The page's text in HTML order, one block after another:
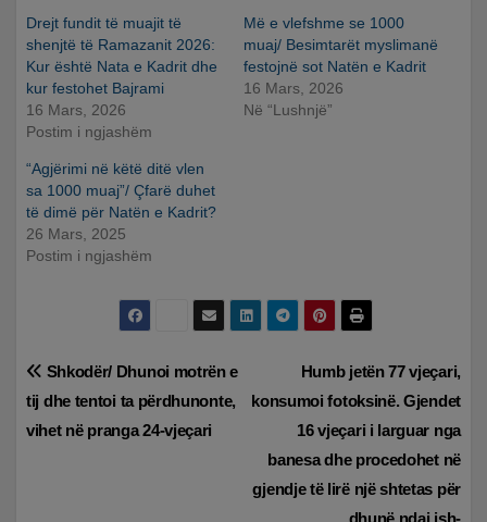
Drejt fundit të muajit të
shenjtë të Ramazanit 2026:
Kur është Nata e Kadrit dhe
kur festohet Bajrami
16 Mars, 2026
Postim i ngjashëm
Më e vlefshme se 1000
muaj/ Besimtarët myslimanë
festojnë sot Natën e Kadrit
16 Mars, 2026
Në “Lushnjë”
“Agjërimi në këtë ditë vlen
sa 1000 muaj”/ Çfarë duhet
të dimë për Natën e Kadrit?
26 Mars, 2025
Postim i ngjashëm
Lëvizje
te
Humb jetën 77 vjeçari,
konsumoi fotoksinë. Gjendet
16 vjeçari i larguar nga
banesa dhe procedohet në
gjendje të lirë një shtetas për
dhunë ndaj ish-
Shkodër/ Dhunoi motrën e
tij dhe tentoi ta përdhunonte,
vihet në pranga 24-vjeçari